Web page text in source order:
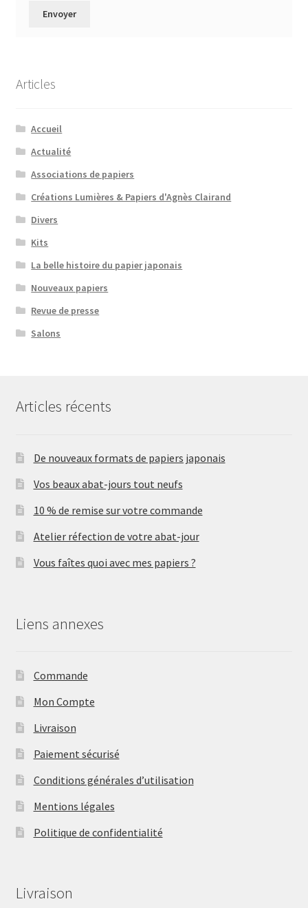
Articles
Accueil
Actualité
Associations de papiers
Créations Lumières & Papiers d'Agnès Clairand
Divers
Kits
La belle histoire du papier japonais
Nouveaux papiers
Revue de presse
Salons
Articles récents
De nouveaux formats de papiers japonais
Vos beaux abat-jours tout neufs
10 % de remise sur votre commande
Atelier réfection de votre abat-jour
Vous faîtes quoi avec mes papiers ?
Liens annexes
Commande
Mon Compte
Livraison
Paiement sécurisé
Conditions générales d’utilisation
Mentions légales
Politique de confidentialité
Livraison